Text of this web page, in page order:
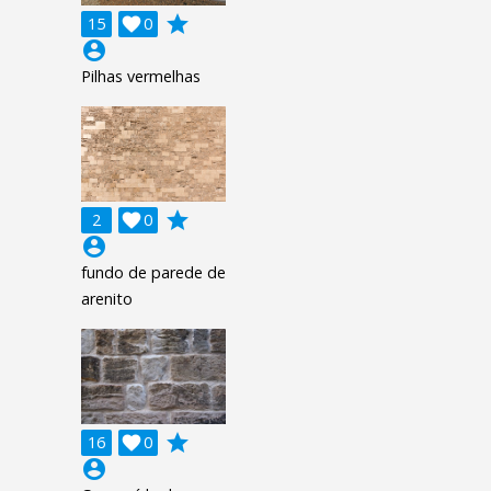
15 0

grade
account_circle
Pilhas vermelhas
2 0

grade
account_circle
fundo de parede de
arenito
16 0

grade
account_circle